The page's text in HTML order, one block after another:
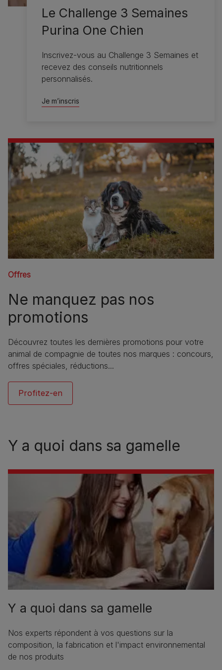
Le Challenge 3 Semaines
Purina One Chien
Inscrivez-vous au Challenge 3 Semaines et
recevez des conseils nutritionnels
personnalisés.
Je m’inscris
Offres
Ne manquez pas nos
promotions
Découvrez toutes les dernières promotions pour votre
animal de compagnie de toutes nos marques : concours,
offres spéciales, réductions...
Profitez-en
Y a quoi dans sa gamelle
Y a quoi dans sa gamelle
Nos experts répondent à vos questions sur la
composition, la fabrication et l'impact environnemental
de nos produits